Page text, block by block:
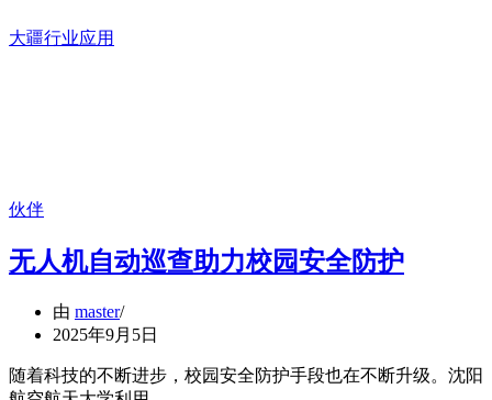
大疆行业应用
伙伴
无人机自动巡查助力校园安全防护
由 master
2025年9月5日
随着科技的不断进步，校园安全防护手段也在不断升级。沈阳